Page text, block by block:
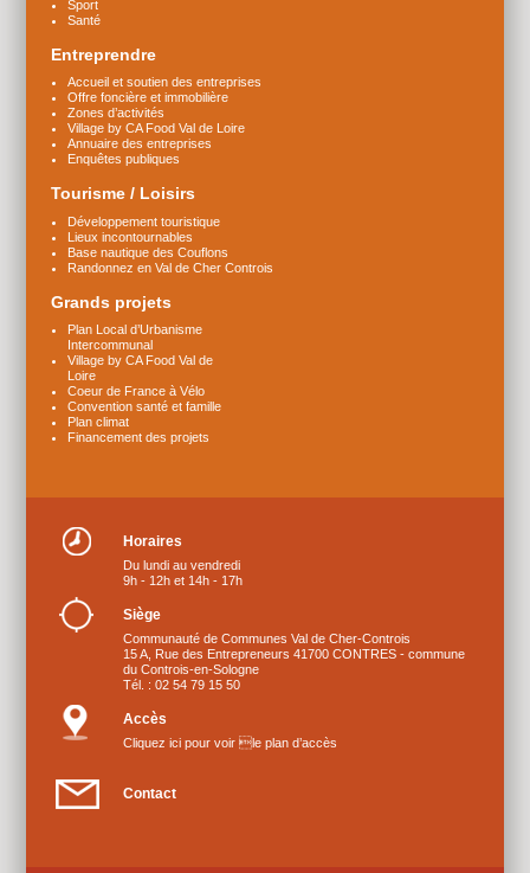
Sport
Santé
Entreprendre
Accueil et soutien des entreprises
Offre foncière et immobilière
Zones d’activités
Village by CA Food Val de Loire
Annuaire des entreprises
Enquêtes publiques
Tourisme / Loisirs
Développement touristique
Lieux incontournables
Base nautique des Couflons
Randonnez en Val de Cher Controis
Grands projets
Plan Local d’Urbanisme
Intercommunal
Village by CA Food Val de
Loire
Coeur de France à Vélo
Convention santé et famille
Plan climat
Financement des projets
Horaires
Du lundi au vendredi
9h - 12h et 14h - 17h
Siège
Communauté de Communes Val de Cher-Controis
15 A, Rue des Entrepreneurs 41700 CONTRES - commune
du Controis-en-Sologne
Tél. : 02 54 79 15 50
Accès
Cliquez ici pour voir le plan d’accès
Contact